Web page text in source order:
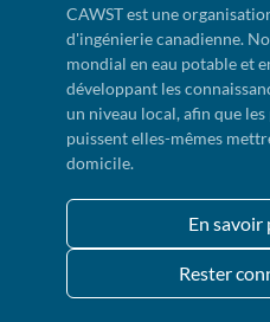
CAWST est une
d'ingénierie canadienne.
mondial en eau potable et
développant les
un niveau local, afin que
puissent elles-mêmes
domicile.
En savoir
Rester